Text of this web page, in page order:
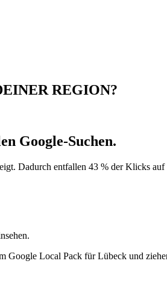
REGION?
Google-Suchen.
Dadurch entfallen 43 % der Klicks
Google Local Pack für Lübeck und